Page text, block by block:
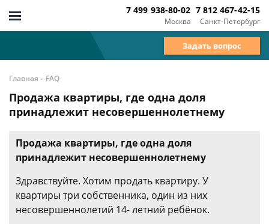
Москва
7 499 938-80-02
Санкт-Петербург
7 812 467-42-15
Задать вопрос
Главная - FAQ
Продажа квартиры, где одна доля
принадлежит несовершеннолетнему
Продажа квартиры, где одна доля
принадлежит несовершеннолетнему
Здравствуйте. Хотим продать квартиру. У
квартиры три собственника, один из них
несовершеннолетий 14- летний ребёнок.